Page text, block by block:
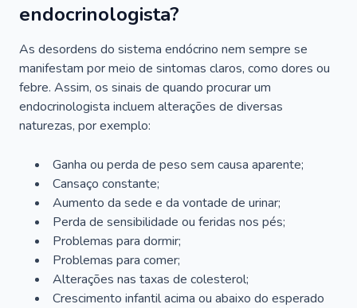
endocrinologista?
As desordens do sistema endócrino nem sempre se
manifestam por meio de sintomas claros, como dores ou
febre. Assim, os sinais de quando procurar um
endocrinologista incluem alterações de diversas
naturezas, por exemplo:
Ganha ou perda de peso sem causa aparente;
Cansaço constante;
Aumento da sede e da vontade de urinar;
Perda de sensibilidade ou feridas nos pés;
Problemas para dormir;
Problemas para comer;
Alterações nas taxas de colesterol;
Crescimento infantil acima ou abaixo do esperado